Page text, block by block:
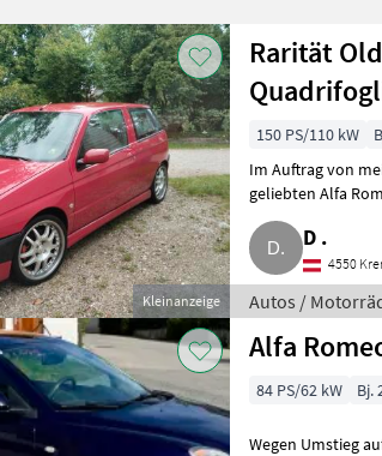
Kleinanzeige
Rarität
150 PS/110 kW
Im Auftrag von meinem Freund
geliebten Alfa
Näheres telefonis
D .
4550
Autos /
Alfa
84 PS/62 kW Bj.
Wegen Umstieg